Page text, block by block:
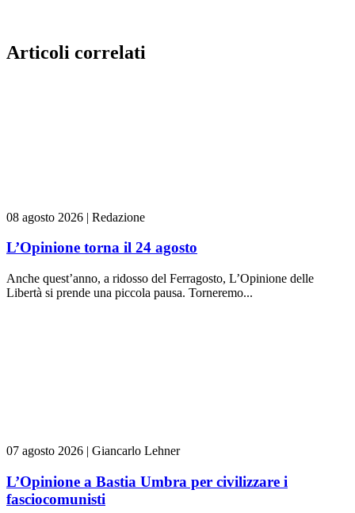
Articoli correlati
08 agosto 2026 | Redazione
L’Opinione torna il 24 agosto
Anche quest’anno, a ridosso del Ferragosto, L’Opinione delle
Libertà si prende una piccola pausa. Torneremo...
07 agosto 2026 | Giancarlo Lehner
L’Opinione a Bastia Umbra per civilizzare i
fasciocomunisti